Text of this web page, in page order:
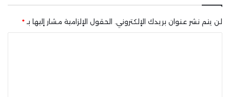
لن يتم نشر عنوان بريدك الإلكتروني. الحقول الإلزامية مشار إليها بـ*